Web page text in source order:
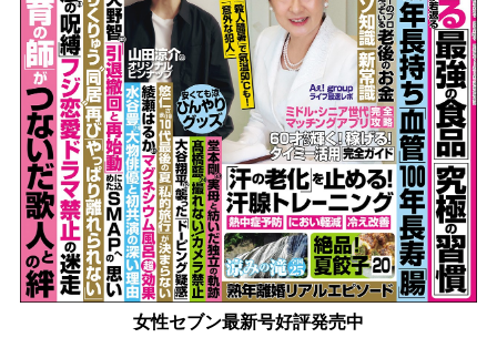
女性セブン最新号好評発売中